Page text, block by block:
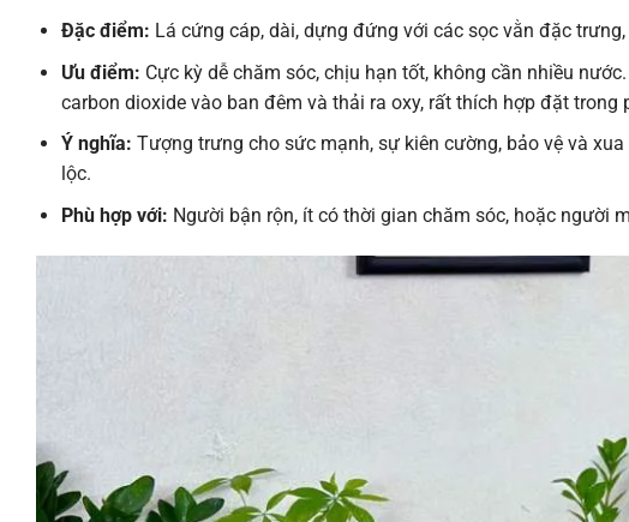
Đặc điểm: Lá cứng cáp, dài, dựng đứng với các sọc vằn đặc
Ưu điểm: Cực kỳ dễ chăm sóc, chịu hạn tốt, không cần nhiều
carbon dioxide vào ban đêm và thải ra oxy, rất thích hợp đặt trong
Ý nghĩa: Tượng trưng cho sức mạnh, sự kiên cường, bảo vệ và
lộc.
Phù hợp với: Người bận rộn, ít có thời gian chăm sóc, hoặc người